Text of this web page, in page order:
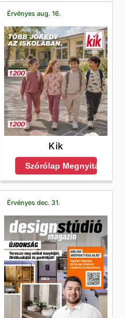
Érvényes aug. 16.
Kik
Szórólap Megnyitása
Érvényes dec. 31.